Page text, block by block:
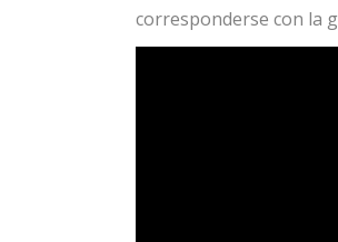
corresponderse con la